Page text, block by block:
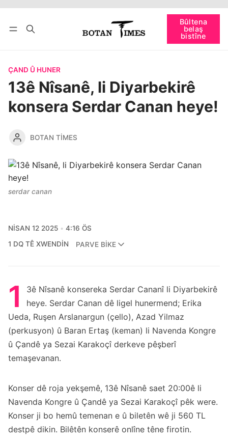
Bûltena
belaş
bistîne
Têkevê Bûltena belaş bistîne bişopîne
ÇAND Û HUNER
13ê Nîsanê, li Diyarbekirê
konsera Serdar Canan heye!
BOTAN TIMES
serdar canan
NISAN 12 2025
4:16 ÖS
1 DQ TÊ XWENDIN
PARVE BIKE
1
3ê Nîsanê konsereka Serdar Cananî li Diyarbekirê
heye. Serdar Canan dê ligel hunermend; Erika
Ueda, Ruşen Arslanargun (çello), Azad Yilmaz
(perkusyon) û Baran Ertaş (keman) li Navenda Kongre
û Çandê ya Sezai Karakoçî derkeve pêşberî
temaşevanan.
Konser dê roja yekşemê, 13ê Nîsanê saet 20:00ê li
Navenda Kongre û Çandê ya Sezai Karakoçî pêk were.
Konser ji bo hemû temenan e û biletên wê ji 560 TL
destpê dikin. Bilêtên konserê onlîne têne firotin.